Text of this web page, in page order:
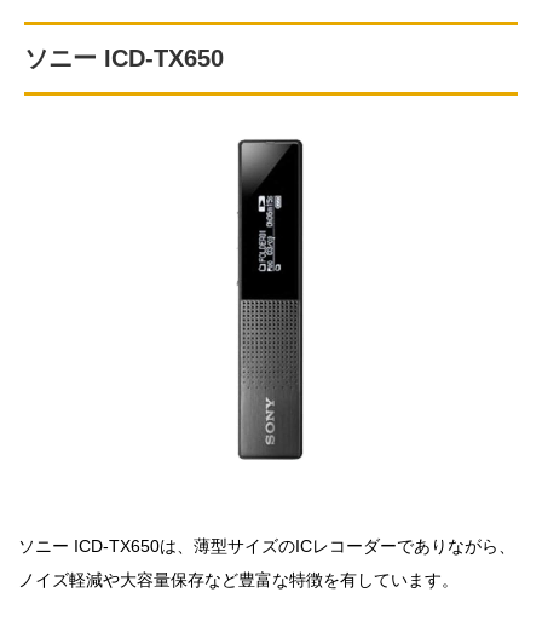
ソニー ICD-TX650
ソニー ICD-TX650は、薄型サイズのICレコーダーでありながら、
ノイズ軽減や大容量保存など豊富な特徴を有しています。